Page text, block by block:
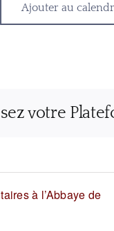
Ajouter au
votre
à l’Abbaye de